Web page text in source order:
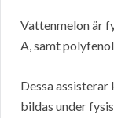
Vattenmelon är
A, samt
Dessa
bildas under